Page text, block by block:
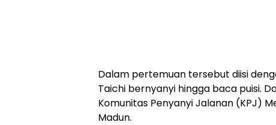
Dalam pertemuan tersebut diisi
Taichi bernyanyi hingga baca puisi.
Komunitas Penyanyi Jalanan (KPJ)
Madun.